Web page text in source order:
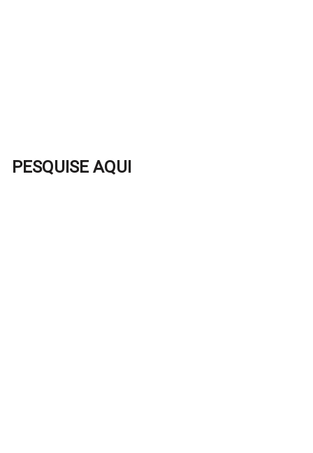
PESQUISE AQUI